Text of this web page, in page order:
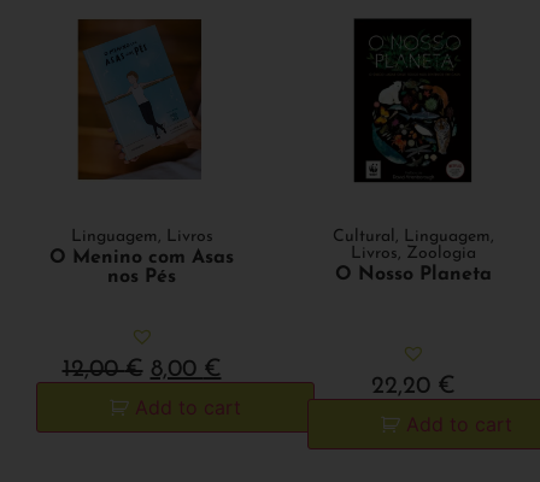
Linguagem , Livros
O Menino com Asas
nos Pés
12,00€ 8,00 €
Add to cart
Cultural , Linguagem ,
Livros, Zoologia
O Nosso Planeta
22,20 €
Add to cart